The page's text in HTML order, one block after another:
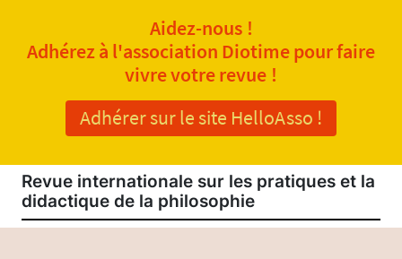
Aidez-nous !
Adhérez à l'association Diotime pour faire
vivre votre revue !
Adhérer sur le site HelloAsso !
Revue internationale sur les pratiques et la
didactique de la philosophie